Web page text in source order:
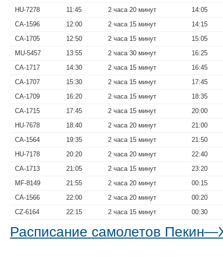
HU-7278
11:45 2 часа 20 минут
14:05
CA-1596
12:00 2 часа 15 минут
14:15
CA-1705
12:50 2 часа 15 минут
15:05
MU-5457
13:55 2 часа 30 минут
16:25
CA-1717
14:30 2 часа 15 минут
16:45
CA-1707
15:30 2 часа 15 минут
17:45
CA-1709
16:20 2 часа 15 минут
18:35
CA-1715
17:45 2 часа 15 минут
20:00
HU-7678
18:40 2 часа 20 минут
21:00
CA-1564
19:35 2 часа 15 минут
21:50
HU-7178
20:20 2 часа 20 минут
22:40
CA-1713
21:05 2 часа 15 минут
23:20
MF-8149
21:55 2 часа 20 минут
00:15
CA-1566
22:00 2 часа 20 минут
00:20
CZ-6164
22:15 2 часа 15 минут 00:30
Расписание самолетов